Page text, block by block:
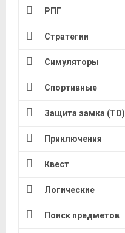
РПГ
Стратегии
Симуляторы
Спортивные
Защита замка (TD)
Приключения
Квест
Логические
Поиск предметов